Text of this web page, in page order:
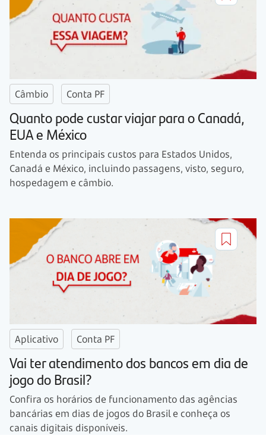
Câmbio Conta PF
Quanto pode custar viajar para o Canadá,
EUA e México
Entenda os principais custos para Estados Unidos,
Canadá e México, incluindo passagens, visto, seguro,
hospedagem e câmbio.
Aplicativo Conta PF
Vai ter atendimento dos bancos em dia de
jogo do Brasil?
Confira os horários de funcionamento das agências
bancárias em dias de jogos do Brasil e conheça os
canais digitais disponíveis.